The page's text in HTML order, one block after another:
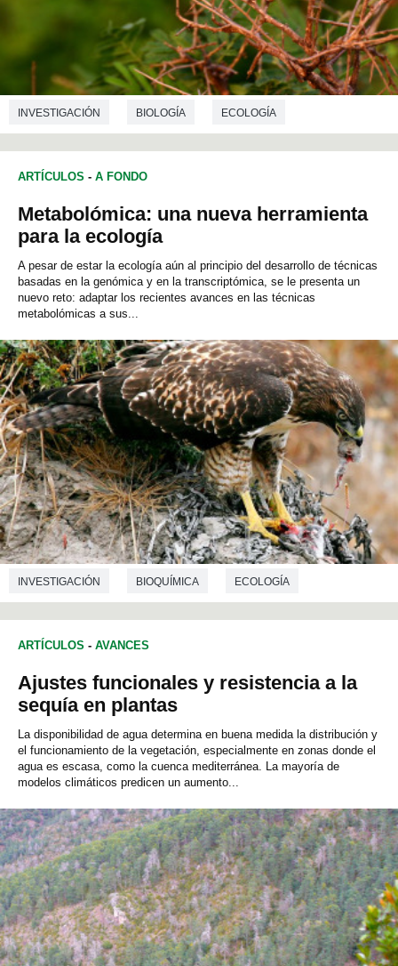
INVESTIGACIÓN BIOLOGÍA ECOLOGÍA
ARTÍCULOS - A FONDO
Metabolómica: una nueva herramienta
para la ecología
A pesar de estar la ecología aún al principio del desarrollo de técnicas
basadas en la genómica y en la transcriptómica, se le presenta un
nuevo reto: adaptar los recientes avances en las técnicas
metabolómicas a sus...
INVESTIGACIÓN BIOQUÍMICA ECOLOGÍA
ARTÍCULOS - AVANCES
Ajustes funcionales y resistencia a la
sequía en plantas
La disponibilidad de agua determina en buena medida la distribución y
el funcionamiento de la vegetación, especialmente en zonas donde el
agua es escasa, como la cuenca mediterránea. La mayoría de
modelos climáticos predicen un aumento...